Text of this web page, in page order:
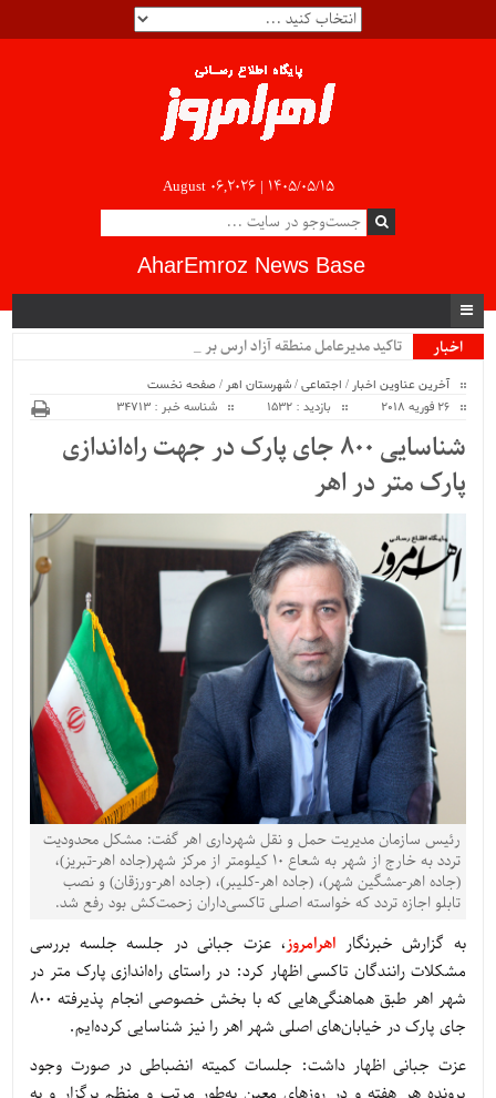
August 06,2026 | ۱۴۰۵/۰۵/۱۵
AharEmroz News Base
اخبار
تاکید مدیرعامل منطقه آزاد ارس بر ضرورت.
آخرین عناوین اخبار / اجتماعی/شهرستان اهر /صفحه نخست
26 فوریه 2018
بازدید : 1532 شناسه خبر : 34713
شناسایی ۸۰۰ جای پارک در جهت راه‌اندازی
پارک متر در اهر
رئیس سازمان مدیریت حمل و نقل شهرداری اهر گفت: مشکل محدودیت
تردد به خارج از شهر به شعاع ۱۰ کیلومتر از مرکز شهر(جاده اهر-تبریز)،
(جاده اهر-مشگین شهر)، (جاده اهر-کلیبر)، (جاده اهر-ورزقان) و نصب
تابلو اجازه تردد که خواسته اصلی تاکسی‌داران زحمت‌کش بود رفع شد.
به گزارش خبرنگار اهرامروز، عزت جبانی در جلسه جلسه بررسی
مشکلات رانندگان تاکسی اظهار کرد: در راستای راه‌اندازی پارک متر در
شهر اهر طبق هماهنگی‌هایی که با بخش خصوصی انجام پذیرفته ۸۰۰
جای پارک در خیابان‌های اصلی شهر اهر را نیز شناسایی کرده‌ایم.
عزت جبانی اظهار داشت: جلسات کمیته انضباطی در صورت وجود